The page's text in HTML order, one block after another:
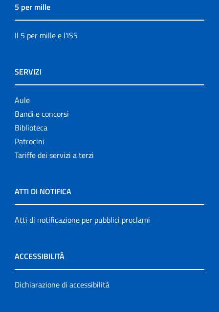
5 per mille
Il 5 per mille e l'ISS
SERVIZI
Aule
Bandi e concorsi
Biblioteca
Patrocini
Tariffe dei servizi a terzi
ATTI DI NOTIFICA
Atti di notificazione per pubblici proclami
ACCESSIBILITÀ
Dichiarazione di accessibilità